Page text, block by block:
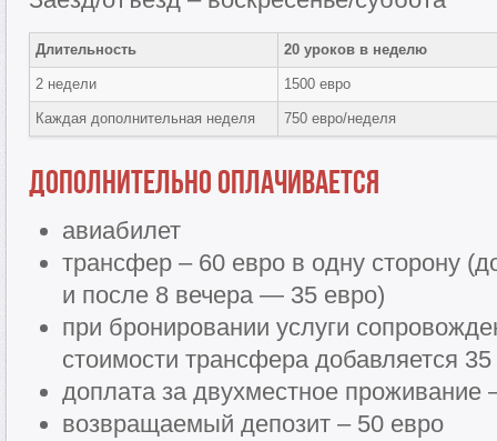
Длительность 20 уроков в неделю
2 недели 1500 евро
Каждая дополнительная неделя 750 евро/неделя
Дополнительно оплачивается
авиабилет
трансфер – 60 евро в одну сторону
и после 8 вечера — 35 евро)
при бронировании услуги
стоимости трансфера добавляется
доплата за двухместное проживание
возвращаемый депозит – 50 евро